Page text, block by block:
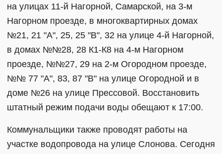
на улицах 11-й Нагорной, Самарской, на 3-м
Нагорном проезде, в многоквартирных домах
№21, 21 "А", 25, 25 "В", 32 на улице 4-й Нагорной,
в домах №№28, 28 К1-К8 на 4-м Нагорном
проезде, №№27, 29 на 2-м Огородном проезде,
№№ 77 "А", 83, 87 "В" на улице Огородной и в
доме №26 на улице Прессовой. Восстановить
штатный режим подачи воды обещают к 17:00.
Коммунальщики также проводят работы на
участке водопровода на улице Слонова. Сегодня